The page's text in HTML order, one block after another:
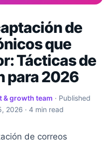
de
que
Tácticas de
para 2026
& growth team · Published
2026 · 4 min read
de correos